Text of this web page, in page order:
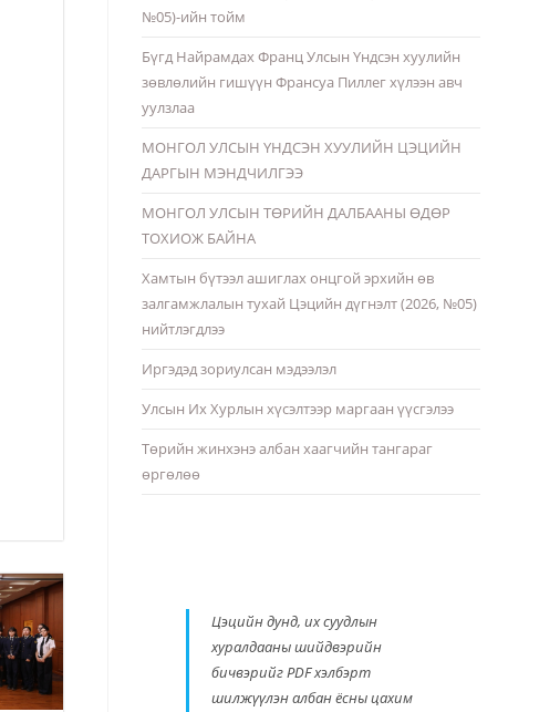
№05)-ийн тойм
Бүгд Найрамдах Франц Улсын Үндсэн хуулийн
зөвлөлийн гишүүн Франсуа Пиллег хүлээн авч
уулзлаа
МОНГОЛ УЛСЫН ҮНДСЭН ХУУЛИЙН ЦЭЦИЙН
ДАРГЫН МЭНДЧИЛГЭЭ
МОНГОЛ УЛСЫН ТӨРИЙН ДАЛБААНЫ ӨДӨР
ТОХИОЖ БАЙНА
Хамтын бүтээл ашиглах онцгой эрхийн өв
залгамжлалын тухай Цэцийн дүгнэлт (2026, №05)
нийтлэгдлээ
Иргэдэд зориулсан мэдээлэл
Улсын Их Хурлын хүсэлтээр маргаан үүсгэлээ
Төрийн жинхэнэ албан хаагчийн тангараг
өргөлөө
Цэцийн дунд, их суудлын
хуралдааны шийдвэрийн
бичвэрийг PDF хэлбэрт
шилжүүлэн албан ёсны цахим